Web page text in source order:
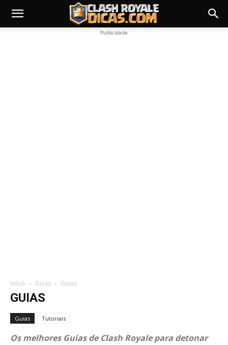
Publicidade
Início Dicas Guias
GUIAS
Guias Tutoriais
Os melhores Guias de Clash Royale para detonar